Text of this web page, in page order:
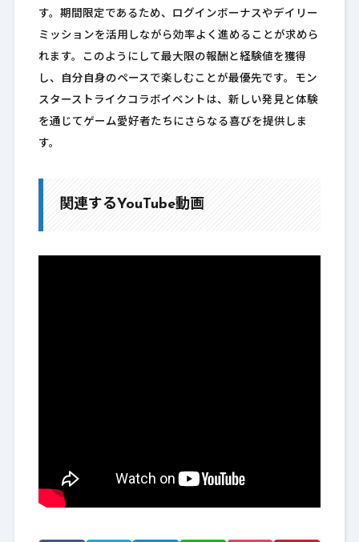
す。期間限定であるため、ログインボーナスやデイリー
ミッションを活用しながら効率よく進めることが求めら
れます。このようにして最大限の報酬と経験値を獲得
し、自分自身のペースで楽しむことが最優先です。モン
スターストライクコラボイベントは、新しい発見と体験
を通じてゲーム愛好者たちにさらなる喜びを提供しま
す。
関連するYouTube動画